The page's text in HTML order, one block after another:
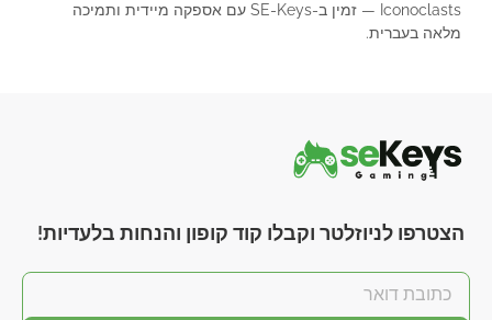
Iconoclasts — זמין ב-SE-Keys עם אספקה מיידית ותמיכה
מלאה בעברית.
הצטרפו לניוזלטר וקבלו קוד קופון והנחות בלעדיות!